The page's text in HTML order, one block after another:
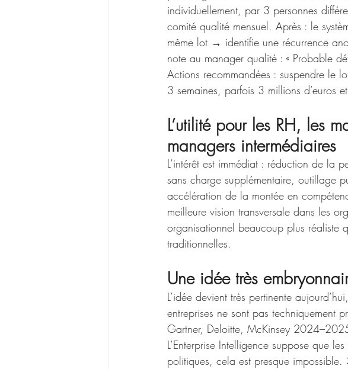
individuellement, par 3 personnes
comité qualité mensuel. Après : le
même lot → identifie une récurrence
note au manager qualité : « Probable
Actions recommandées : suspendre le
3 semaines, parfois 3 millions d’euros
L’utilité pour les RH, les
managers intermédiaires
L’intérêt est immédiat : réduction de la
sans charge supplémentaire, outillage
accélération de la montée en
meilleure vision transversale dans les
organisationnel beaucoup plus réaliste
traditionnelles.
Une idée très
L’idée devient très pertinente
entreprises ne sont pas techniquement
Gartner, Deloitte, McKinsey
L’Enterprise Intelligence suppose que
politiques, cela est presque